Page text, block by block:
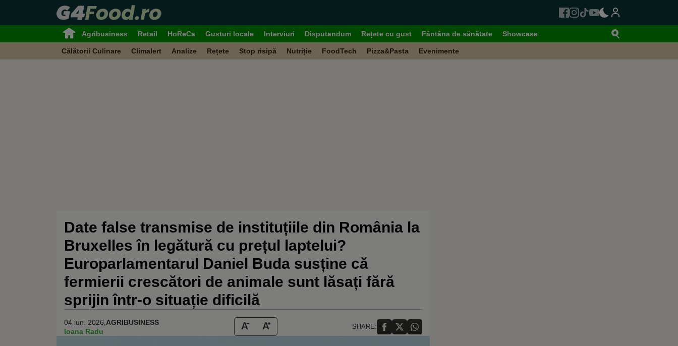
Agribusiness Retail HoReCa Gusturi locale Interviuri Disputandum Rețete cu gust Fântâna de sănătate Showcase
Călătorii Culinare Climalert Analize Rețete Stop risipă Nutriție FoodTech Pizza&Pasta Evenimente
Date false transmise de instituțiile din România la
Bruxelles în legătură cu prețul laptelui?
Europarlamentarul Daniel Buda susține că
fermierii crescători de animale sunt lăsați fără
sprijin într-o situație dificilă
04 iun. 2026, AGRIBUSINESS
Ioana Radu
SHARE: